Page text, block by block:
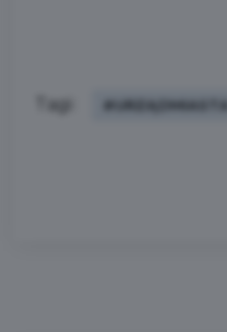
Tagi: #URZĄDMIASTA